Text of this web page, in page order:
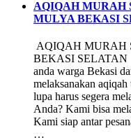
AQIQAH MURAH
MULYA BEKASI
AQIQAH MURAH
BEKASI
anda warga Bekasi
melaksanakan
lupa harus segera
Anda? Kami bisa
Kami siap antar
…